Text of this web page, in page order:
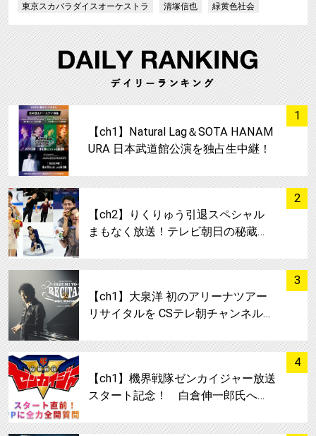
東京スカパラダイスオーケストラ
清塚信也 緑黄色社会
1
【ch1】Natural Lag＆SOTA HANAM
URA 日本武道館公演を独占生中継！
2
サムネイル
【ch2】りくりゅう引退スペシャル
まもなく放送！テレビ朝日の秘蔵…
3
【ch1】大泉洋 初のアリーナツアー
リサイタルを CSテレ朝チャンネル…
4
サムネイル
【ch1】機界戦隊ゼンカイジャー放送
スタート記念！ 白倉伸一郎氏へ…